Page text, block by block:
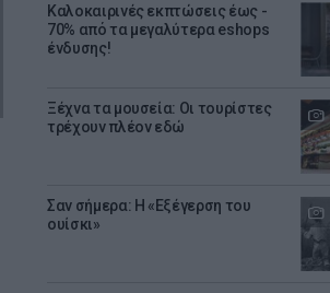
Καλοκαιρινές εκπτώσεις έως -
70% από τα μεγαλύτερα eshops
ένδυσης!
Ξέχνα τα μουσεία: Οι τουρίστες
τρέχουν πλέον εδώ
Σαν σήμερα: Η «Εξέγερση του
ουίσκι»